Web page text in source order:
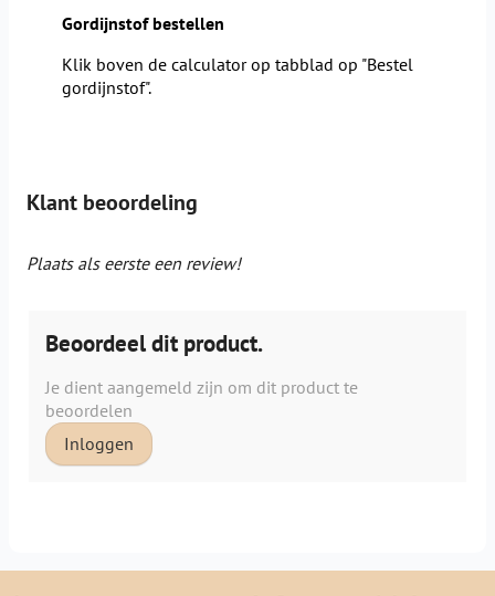
Gordijnstof bestellen
Klik boven de calculator op tabblad op "Bestel
gordijnstof".
Klant beoordeling
Plaats als eerste een review!
Beoordeel dit product.
Je dient aangemeld zijn om dit product te
beoordelen
Inloggen